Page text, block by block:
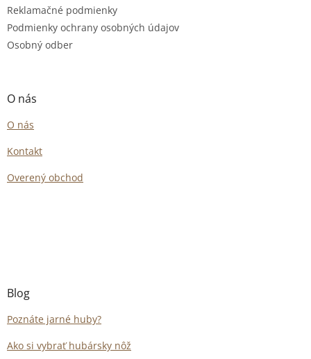
Reklamačné podmienky
Podmienky ochrany osobných údajov
Osobný odber
O nás
O nás
Kontakt
Overený obchod
Blog
Poznáte jarné huby?
Ako si vybrať hubársky nôž